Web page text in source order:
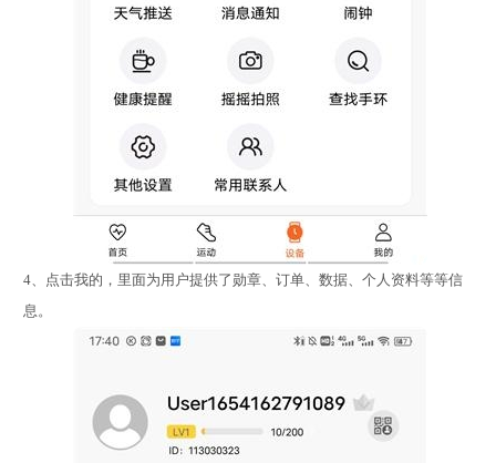
4、点击我的，里面为用户提供了勋章、订单、数据、个人资料等等信
息。